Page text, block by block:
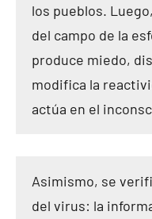
los pueblos.
del campo de la
produce miedo,
modifica la
actúa en el
Asimismo, se
del virus: la